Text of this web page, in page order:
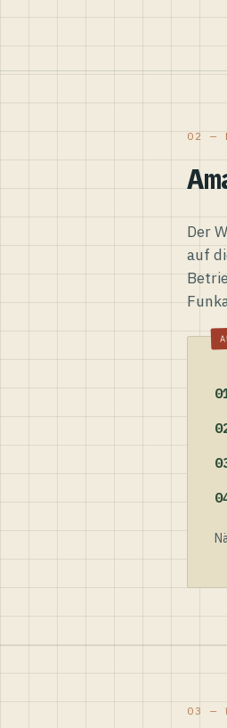
02 —
Der
auf
03 —